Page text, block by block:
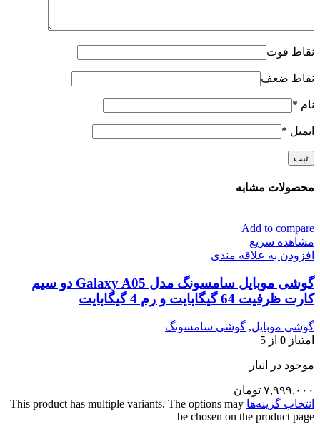
نقاط قوت
نقاط ضعف
نام *
ایمیل *
محصولات مشابه
Add to compare
مشاهده سریع
افزودن به علاقه مندی
گوشی موبایل سامسونگ مدل Galaxy A05 دو سیم
کارت ظرفیت 64 گیگابایت و رم 4 گیگابایت
گوشی موبایل, گوشی سامسونگ
امتیاز 0 از 5
موجود در انبار
۷,۹۹۹,۰۰۰ تومان
انتخاب گزینه‌ها This product has multiple variants. The options may
be chosen on the product page